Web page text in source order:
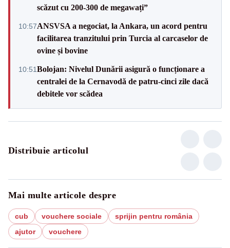
scăzut cu 200-300 de megawați”
10:57ANSVSA a negociat, la Ankara, un acord pentru
facilitarea tranzitului prin Turcia al carcaselor de
ovine și bovine
10:51Bolojan: Nivelul Dunării asigură o funcționare a
centralei de la Cernavodă de patru-cinci zile dacă
debitele vor scădea
Distribuie articolul
Mai multe articole despre
cub vouchere sociale
sprijin pentru românia
ajutor
vouchere